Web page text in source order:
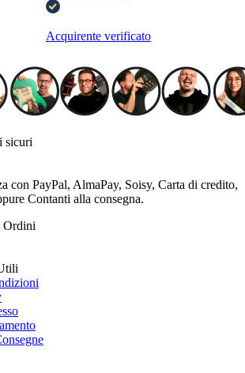
Acquirente verificato
sicuri
con PayPal, AlmaPay, Soisy, Carta di credito,
Contanti alla consegna.
Ordini